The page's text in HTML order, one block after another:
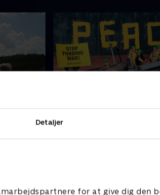
Detaljer
for at give dig den
byder på uventede